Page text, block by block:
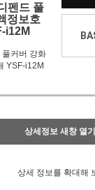
펜드 풀
정보호
i12M
커버 강화
YSF-i12M
상세정보 새창 열기
상세 정보를 확대해